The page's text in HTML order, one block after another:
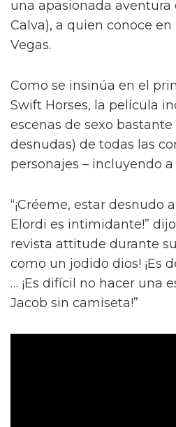
una apasionada aventura
Calva), a quien conoce
Vegas.
Como se insinúa en el
Swift Horses, la película
escenas de sexo
desnudas) de todas las
personajes – incluyendo a
“¡Créeme, estar desnudo
Elordi es intimidante!”
revista attitude durante su
como un jodido dios! ¡Es
… ¡Es difícil no hacer una
Jacob sin camiseta!”